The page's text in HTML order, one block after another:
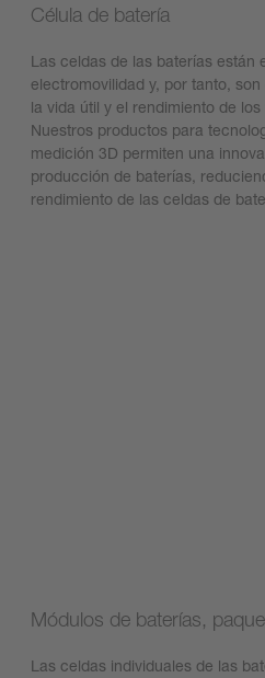
Célula de batería
Las celdas de las baterías están
electromovilidad y, por tanto,
la vida útil y el rendimiento de
Nuestros productos para
medición 3D permiten una
producción de baterías,
rendimiento de las celdas de
Módulos de baterías,
Las celdas individuales de las